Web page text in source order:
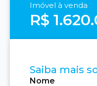
Imóvel à venda
R$
Saiba mais
Nome